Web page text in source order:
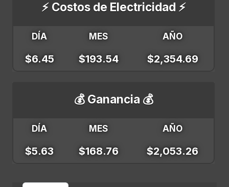
⚡ Costos de Electricidad ⚡
DÍA MES AÑO
$6.45 $193.54 $2,354.69
💰 Ganancia 💰
DÍA MES AÑO
$5.63 $168.76 $2,053.26